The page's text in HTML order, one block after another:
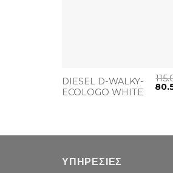
DIESEL D-WALKY-
ECOLOGO WHITE
ΥΠΗΡΕΣΙΕΣ